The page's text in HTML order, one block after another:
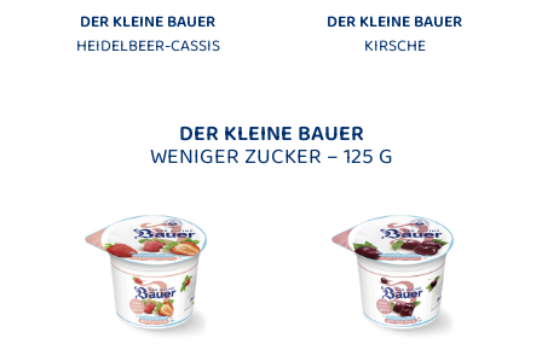
DER KLEINE BAUER
HEIDELBEER-CASSIS
DER KLEINE BAUER
KIRSCHE
DER KLEINE BAUER
WENIGER ZUCKER – 125 G